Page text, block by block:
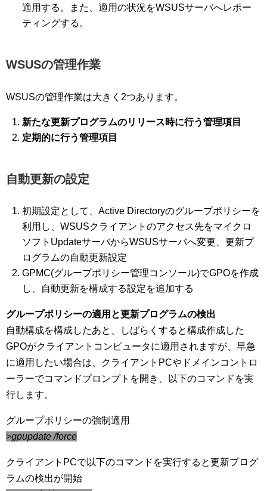
適用する。また、適用の状況をWSUSサーバへレポー
ティングする。
WSUSの管理作業
WSUSの管理作業は大きく2つあります。
新たな更新プログラムのリリース時に行う管理項目
定期的に行う管理項目
自動更新の設定
初期設定として、Active Directoryのグループポリシーを
利用し、WSUSクライアントのアクセス先をマイクロ
ソフトUpdateサーバからWSUSサーバへ変更、更新プ
ログラムの自動更新設定
GPMC(グループポリシー管理コンソール)でGPOを作成
し、自動更新を構成する設定を追加する
グループポリシーの適用と更新プログラムの検出
自動構成を構成したあと、しばらくすると構成作成した
GPOがクライアントコンピュータに適用されますが、早急
に適用したい場合は、クライアントPCやドメインコントロ
ーラーでコマンドプロンプトを開き、以下のコマンドを実
行します。
グループポリシーの強制適用
>gpupdate /force
クライアントPCで以下のコマンドを実行すると更新プログ
ラムの検出が開始